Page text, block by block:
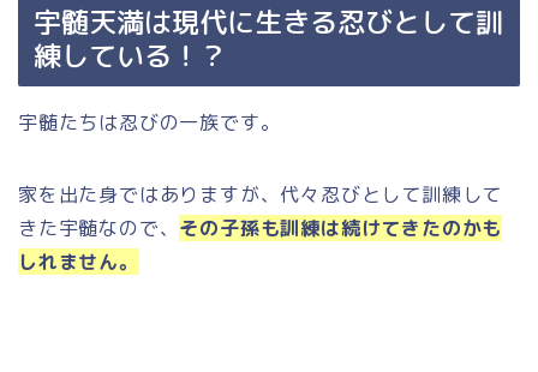
宇髄天満は現代に生きる忍びとして訓
練している！？
宇髄たちは忍びの一族です。
家を出た身ではありますが、代々忍びとして訓練して
きた宇髄なので、 その子孫も訓練は続けてきたのかも
しれません。